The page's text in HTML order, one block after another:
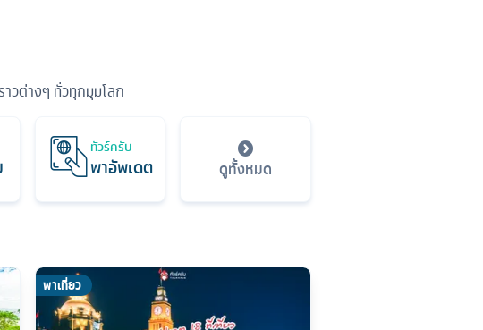
วต่างๆ ทั่วทุกมุมโลก
ทัวร์ครับ
พาอัพเดต ดูทั้งหมด
พาเที่ยว